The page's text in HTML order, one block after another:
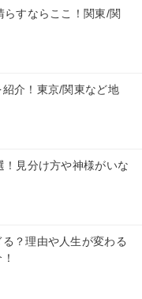
すならここ！関東/関
介！東京/関東など地
見分け方や神様がいな
？理由や人生が変わる